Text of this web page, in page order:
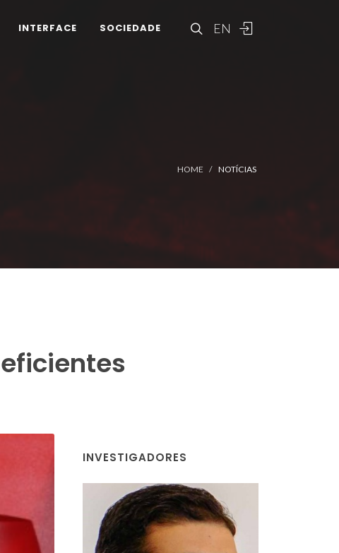
EN
INTERFACE SOCIEDADE
HOME NOTÍCIAS
INVESTIGADORES